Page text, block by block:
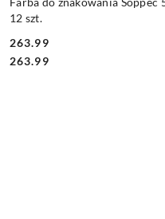
12 szt.
Cena:
263.99
Cena:
263.99